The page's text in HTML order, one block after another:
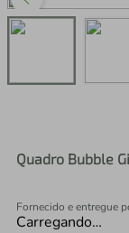
Quadro Bubble
Fornecido e entregue
Carregando…
perfume